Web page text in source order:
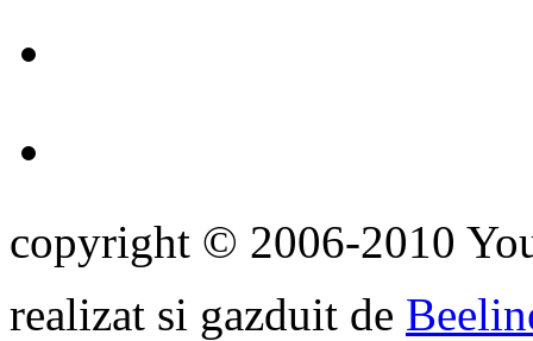
copyright © 2006-2010
realizat si gazduit de